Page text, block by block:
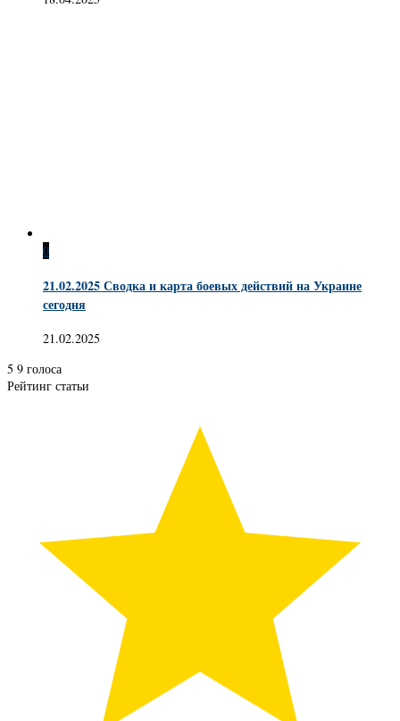
0
21.02.2025 Сводка и карта боевых действий на Украине
сегодня
21.02.2025
5 9 голоса
Рейтинг статьи